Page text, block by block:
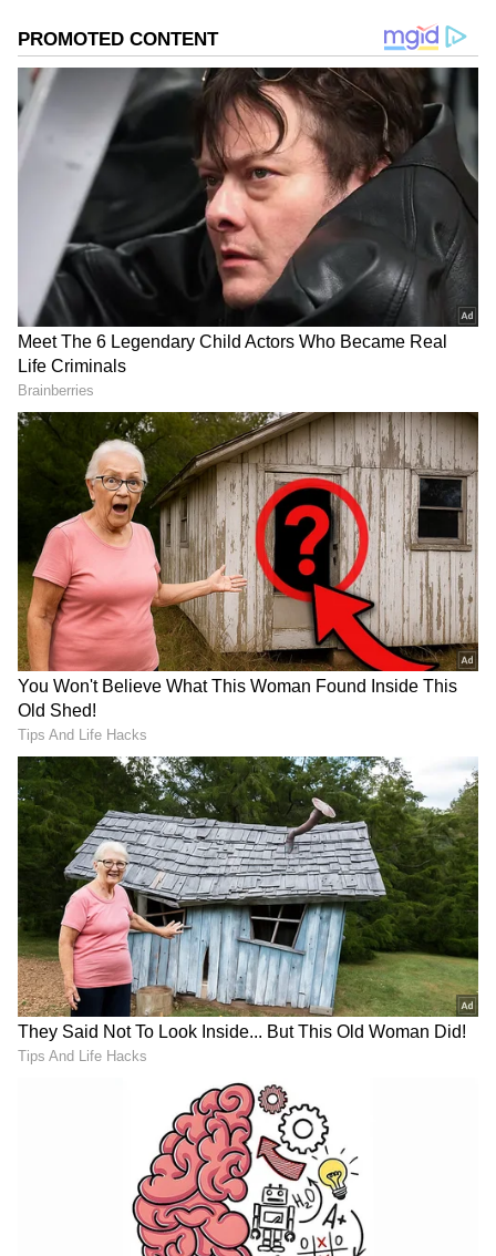
2
6
Image Credit :Asianet News
ಕರ್ಕಾಟಕ
ಈ ರಾಶಿಯಲ್ಲಿ ಗುರುವು ಮಕರ ರಾಶಿಯಲ್ಲಿ ಚಂದ್ರನೊಂದಿಗೆ
ಸಮಸಪ್ತಕ ದೃಷ್ಟವನ್ನು ರೂಪಿಸುವುದರಿಂದ, ಈ ರಾಶಿಯ
ಜನರಿಗೆ ಅದ್ಭುತವಾದ ಗಜಕೇಸರಿ ಯೋಗವು
ರೂಪುಗೊಳ್ಳುತ್ತದೆ. ಇದರ ಪರಿಣಾಮವಾಗಿ ರಾಜಪೂಜ್ಯಗಳು
ಉಂಟಾಗುತ್ತವೆ. ರಾಜಯೋಗಗಳು ಮತ್ತು ಧನಯೋಗಗಳು
ರೂಪುಗೊಳ್ಳುತ್ತವೆ. ಆದಾಯವು ಬಹಳವಾಗಿ ಹೆಚ್ಚಾಗುತ್ತದೆ.
ಕೆಲಸದಲ್ಲಿ ಯಶಸ್ಸು ಹೆಚ್ಚಾಗುತ್ತದೆ. ವೃತ್ತಿ ಮತ್ತು ವ್ಯವಹಾರವು
ಲಾಭದಾಯಕ ದಿಕ್ಕಿನಲ್ಲಿ ಮುಂದುವರಿಯುತ್ತದೆ. ಲಾಭದಾಯಕ
ಪರಿಚಯಗಳು ಉಂಟಾಗುತ್ತವೆ. ಕುಟುಂಬದಲ್ಲಿ ಸಂತೋಷ
ಮತ್ತು ಸಂತೋಷ ಮೇಲುಗೈ ಸಾಧಿಸುತ್ತದೆ. ಮಕ್ಕಳನ್ನು
ಪಡೆಯುವ ಸಾಧ್ಯತೆಯಿದೆ.